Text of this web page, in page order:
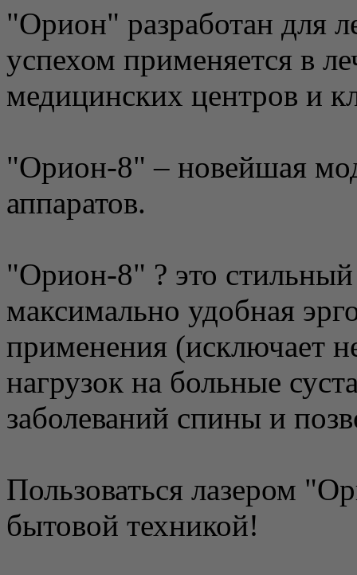
"Орион" разработан для
успехом применяется в
медицинских центров и
"Орион-8" – новейшая
аппаратов.
"Орион-8" ? это
максимально удобная
применения (исключает
нагрузок на больные
заболеваний спины и
Пользоваться лазером
бытовой техникой!